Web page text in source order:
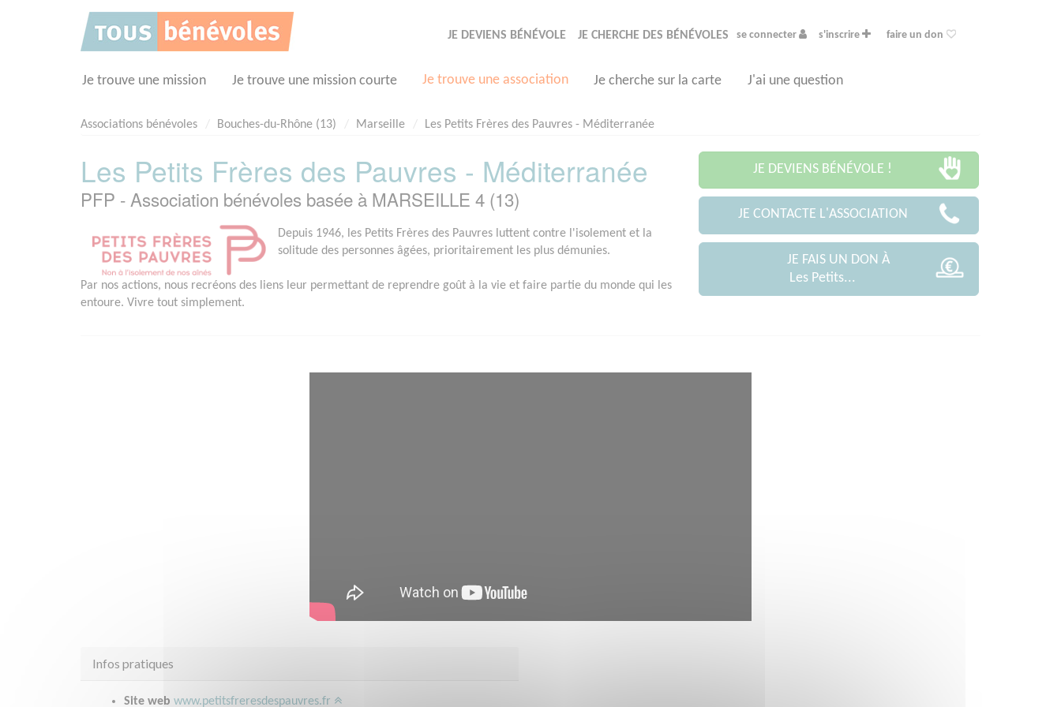
JE DEVIENS BÉNÉVOLE JE CHERCHE DES BÉNÉVOLES se connecter s'inscrire faire un don
Je trouve une mission Je trouve une mission courte Je trouve une association Je cherche sur la carte J'ai une question
Associations bénévoles Bouches-du-Rhône (13) Marseille Les Petits Frères des Pauvres - Méditerranée
Les Petits Frères des Pauvres - Méditerranée
PFP - Association bénévoles basée à MARSEILLE 4 (13)
Depuis 1946, les Petits Frères des Pauvres luttent contre l'isolement et la
solitude des personnes âgées, prioritairement les plus démunies.
Par nos actions, nous recréons des liens leur permettant de reprendre goût à la vie et faire partie du monde qui les
entoure. Vivre tout simplement.
JE DEVIENS BÉNÉVOLE !
JE CONTACTE L'ASSOCIATION
JE FAIS UN DON À
Les Petits...
Infos pratiques
Site web www.petitsfreresdespauvres.fr